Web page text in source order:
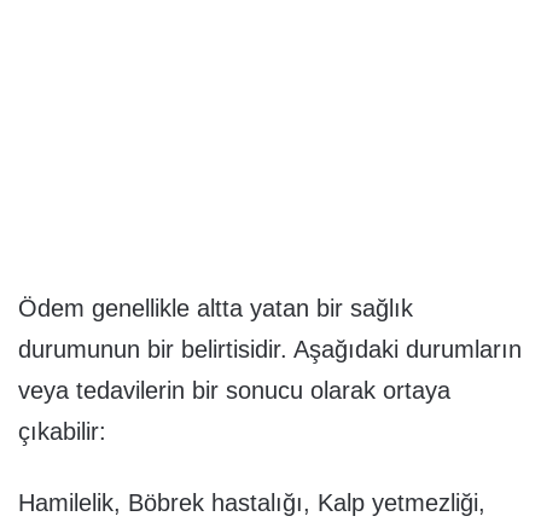
Ödem genellikle altta yatan bir sağlık
durumunun bir belirtisidir. Aşağıdaki durumların
veya tedavilerin bir sonucu olarak ortaya
çıkabilir:
Hamilelik, Böbrek hastalığı, Kalp yetmezliği,